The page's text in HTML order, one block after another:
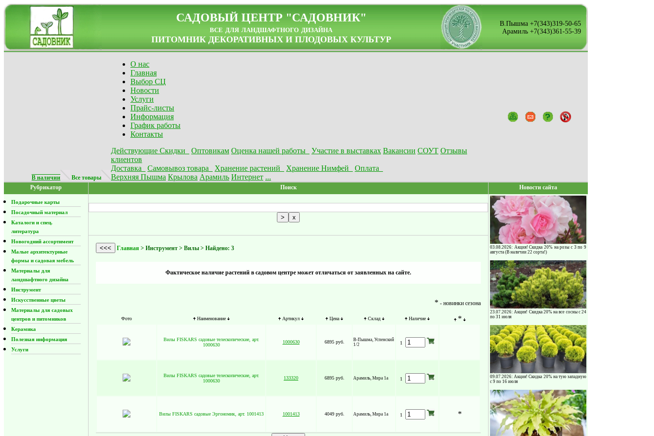
САДОВЫЙ ЦЕНТР "САДОВНИК"
все для ландшафтного дизайна
ПИТОМНИК ДЕКОРАТИВНЫХ И ПЛОДОВЫХ КУЛЬТУР
В.Пышма +7(343)319-50-65
Арамиль +7(343)361-55-39
В наличии Все товары
О нас
Главная
Выбор СЦ
Новости
Услуги
Прайс-листы
Информация
График работы
Контакты
Действующие Скидки
Оптовикам Оценка нашей работы Участие в выставках Вакансии СОУТ Отзывы
клиентов
Доставка
Самовывоз товара Хранение растений Хранение Нимфей
Оплата
Верхняя Пышма Крылова Арамиль Интернет ...
Рубрикатор
Подарочные карты
Посадочный материал
Каталоги и спец.
литература
Новогодний ассортимент
Малые архитектурные
формы и садовая мебель
Материалы для
ландшафтного дизайна
Инструмент
Искусственные цветы
Материалы для садовых
центров и питомников
Керамика
Полезная информация
Услуги
Поиск Новости сайта
03.08.2026: Акция! Скидка 20% на розы с 3 по 9
августа (В наличии 22 сорта!)
23.07.2026: Акция! Скидка 20% на все сосны с 24
по 31 июля
09.07.2026: Акция! Скидка 20% на тую западную
с 9 по 16 июля
<<< Главная > Инструмент > Вилы > Найдено: 3
Фактическое наличие растений в садовом центре может отличаться от заявленных на сайте.
* - новинки сезона
Фото Наименование Артикул Цена Склад Наличие *
Вилы FISKARS садовые телескопические, арт.
1000630
1000630 6895 руб.
В-Пышма, Успенский
1/2
1
Вилы FISKARS садовые телескопические, арт.
1000630
133320 6895 руб. Арамиль, Мира 1а 1
Вилы FISKARS садовые Эргономик, арт. 1001413 1001413 4049 руб. Арамиль, Мира 1а 1 *